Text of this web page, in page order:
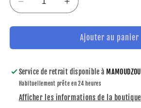
Réduire
la
quantité
SEAGATE
DISQUE
DUR
EXTERNE
2.5&quot;
Augmenter
la
quantité
SEAGATE
DISQUE
DUR
EXTERNE
2.5&quot;
Ajouter au panier
Service de retrait disponible à MAMOUDZOU
Habituellement prête en 24 heures
Afficher les informations de la boutique